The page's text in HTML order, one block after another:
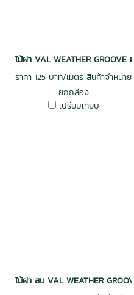
ไม้ฝา VAL WEATHER
ราคา 125 บาท/เมตร สินค้าจำหน่าย
ยกกล่อง
เปรียบเทียบ
ไม้ฝา สน VAL WEATHER